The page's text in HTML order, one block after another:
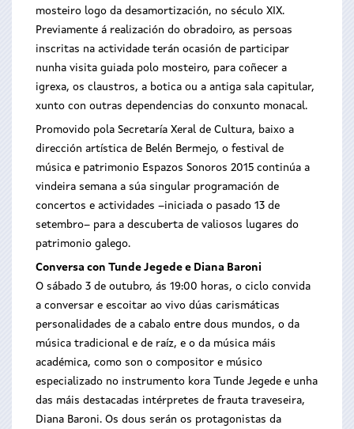
mosteiro logo da desamortización, no século XIX.
Previamente á realización do obradoiro, as persoas
inscritas na actividade terán ocasión de participar
nunha visita guiada polo mosteiro, para coñecer a
igrexa, os claustros, a botica ou a antiga sala capitular,
xunto con outras dependencias do conxunto monacal.
Promovido pola Secretaría Xeral de Cultura, baixo a
dirección artística de Belén Bermejo, o festival de
música e patrimonio Espazos Sonoros 2015 continúa a
vindeira semana a súa singular programación de
concertos e actividades –iniciada o pasado 13 de
setembro– para a descuberta de valiosos lugares do
patrimonio galego.
Conversa con Tunde Jegede e Diana Baroni
O sábado 3 de outubro, ás 19:00 horas, o ciclo convida
a conversar e escoitar ao vivo dúas carismáticas
personalidades de a cabalo entre dous mundos, o da
música tradicional e de raíz, e o da música máis
académica, como son o compositor e músico
especializado no instrumento kora Tunde Jegede e unha
das máis destacadas intérpretes de frauta traveseira,
Diana Baroni. Os dous serán os protagonistas da